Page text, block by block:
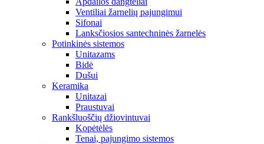
Ventiliai žarnelių pajungimui
Sifonai
Lanksčiosios santechninės žarnelės
Potinkinės sistemos
Unitazams
Bidė
Dušui
Keramika
Unitazai
Praustuvai
Rankšluoščių džiovintuvai
Kopėtėlės
Tenai, pajungimo sistemos